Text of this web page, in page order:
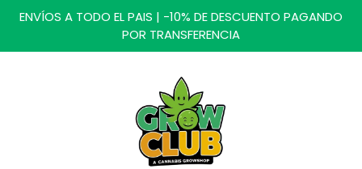
ENVÍOS A TODO EL PAIS | -10% DE DESCUENTO PAGANDO
POR TRANSFERENCIA